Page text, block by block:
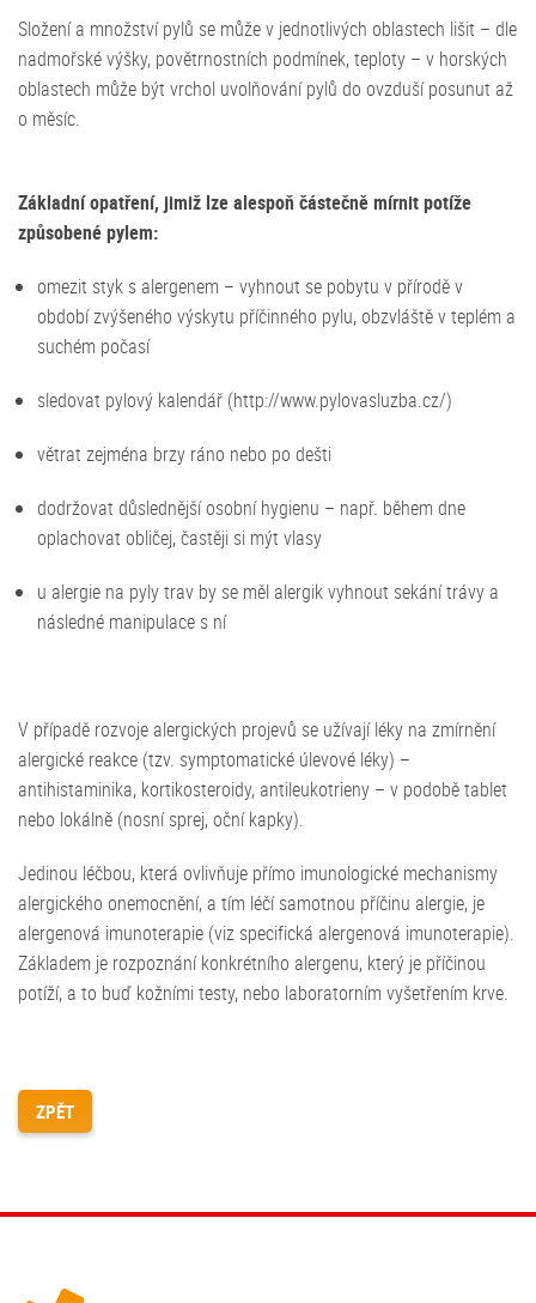
Složení a množství pylů se může v jednotlivých oblastech lišit – dle
nadmořské výšky, povětrnostních podmínek, teploty – v horských
oblastech může být vrchol uvolňování pylů do ovzduší posunut až
o měsíc.
Základní opatření, jimiž lze alespoň částečně mírnit potíže
způsobené pylem:
omezit styk s alergenem – vyhnout se pobytu v přírodě v
období zvýšeného výskytu příčinného pylu, obzvláště v teplém a
suchém počasí
sledovat pylový kalendář (http://www.pylovasluzba.cz/)
větrat zejména brzy ráno nebo po dešti
dodržovat důslednější osobní hygienu – např. během dne
oplachovat obličej, častěji si mýt vlasy
u alergie na pyly trav by se měl alergik vyhnout sekání trávy a
následné manipulace s ní
V případě rozvoje alergických projevů se užívají léky na zmírnění
alergické reakce (tzv. symptomatické úlevové léky) –
antihistaminika, kortikosteroidy, antileukotrieny – v podobě tablet
nebo lokálně (nosní sprej, oční kapky).
Jedinou léčbou, která ovlivňuje přímo imunologické mechanismy
alergického onemocnění, a tím léčí samotnou příčinu alergie, je
alergenová imunoterapie (viz specifická alergenová imunoterapie).
Základem je rozpoznání konkrétního alergenu, který je příčinou
potíží, a to buď kožními testy, nebo laboratorním vyšetřením krve.
ZPĚT